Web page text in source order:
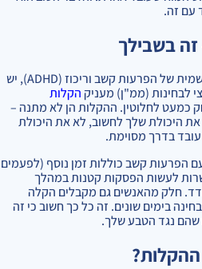
עם זה.
בשבילך
אם לך או לבן או בתך יש אבחנה רשמית של הפרעות קשב וריכוז (ADHD), יש
לבחינות (ממ"ן) מעניקהקלות
כמעט לחלוטין. ההקלות הן לא מתנה –
את היכולת שלך לחשוב, לא את היכולת
בדרך מסוימת.
הפרעות קשב כוללות זמן נוסף (לפעמים
אפשרות לעשות הפסקות קטנות במהלך
חלק מהאנשים גם מקבלים הקלה
בימים שונים. זה כל כך חשוב כי זה
נגד הטבע שלך.